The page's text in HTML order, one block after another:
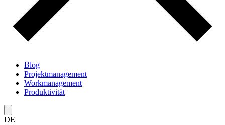
Blog
Projektmanagement
Workmanagement
Produktivität
DE